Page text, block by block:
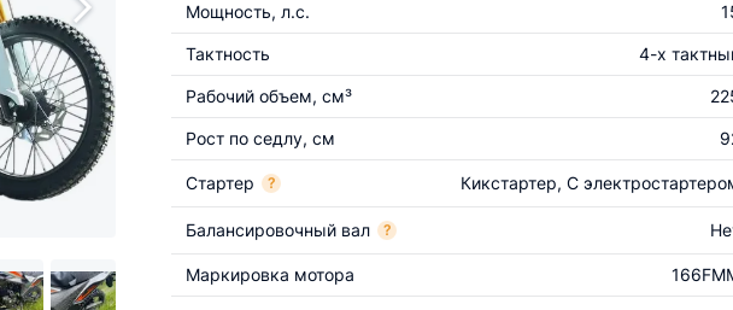
Мощность, л.с.
Тактность 4-х
Рабочий объем, см³
Рост по седлу, см
Стартер ? Кикстартер, С
Балансировочный вал ?
Маркировка мотора